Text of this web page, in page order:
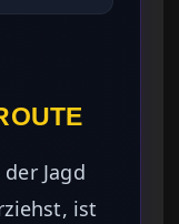
Jagd
ist